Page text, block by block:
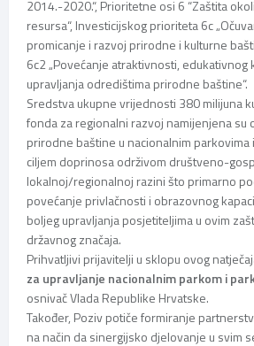
2014.-2020.“, Prioritetne osi 6 “Zaštita
resursa“, Investicijskog prioriteta 6c
promicanje i razvoj prirodne i kulturne
6c2 „Povećanje atraktivnosti, edukativnog
upravljanja odredištima prirodne baštine“.
Sredstva ukupne vrijednosti 380 milijuna
fonda za regionalni razvoj namijenjena su
prirodne baštine u nacionalnim
ciljem doprinosa održivom društveno-
lokalnoj/regionalnoj razini što primarno
povećanje privlačnosti i obrazovnog
boljeg upravljanja posjetiteljima u ovim
državnog značaja.
Prihvatljivi prijavitelji u sklopu ovog
za upravljanje nacionalnim parkom i
osnivač Vlada Republike Hrvatske.
Također, Poziv potiče formiranje
na način da sinergijsko djelovanje u svim